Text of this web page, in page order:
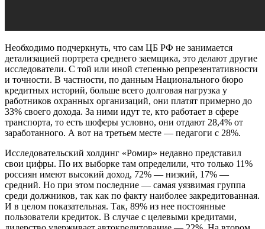
Необходимо подчеркнуть, что сам ЦБ РФ не занимается
детализацией портрета среднего заемщика, это делают другие
исследователи. С той или иной степенью репрезентативности
и точности. В частности, по данным Национального бюро
кредитных историй, больше всего долговая нагрузка у
работников охранных организаций, они платят примерно до
33% своего дохода. За ними идут те, кто работает в сфере
транспорта, то есть шоферы условно, они отдают 28,4% от
заработанного. А вот на третьем месте — педагоги с 28%.
Исследовательский холдинг «Ромир» недавно представил
свои цифры. По их выборке там определили, что только 11%
россиян имеют высокий доход, 72% — низкий, 17% —
средний. Но при этом последние — самая уязвимая группа
среди должников, так как по факту наиболее закредитованная.
И в целом показательная. Так, 89% из нее постоянные
пользователи кредиток. В случае с целевыми кредитами,